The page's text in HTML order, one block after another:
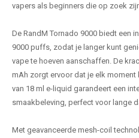
vapers als beginners die op zoek
De RandM Tornado 9000 biedt een
9000 puffs, zodat je langer kunt
vape te hoeven aanschaffen. De
mAh zorgt ervoor dat je elk
van 18 ml e-liquid garandeert een
smaakbeleving, perfect voor lange
Met geavanceerde mesh-coil